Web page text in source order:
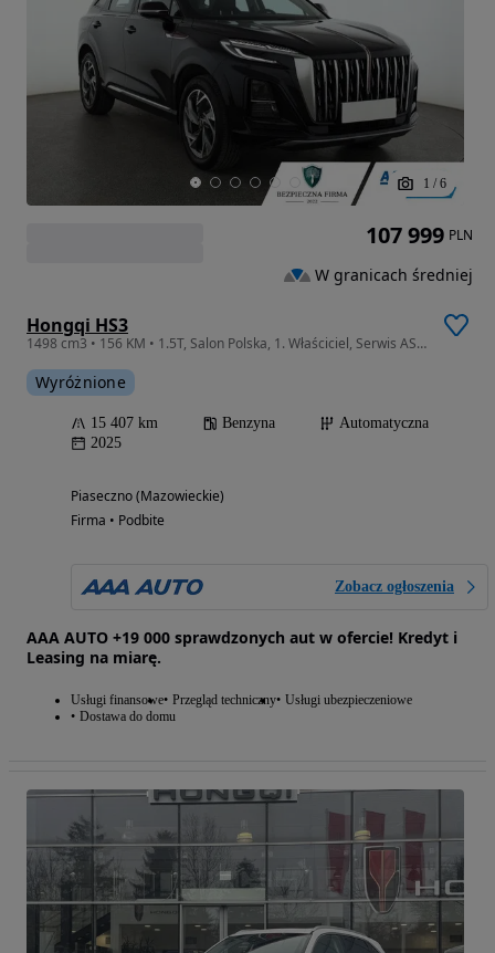
1 / 6
Hongqi HS3
1498 cm3 • 156 KM • 1.5T, Salon Polska, 1. Właściciel, Serwis ASO, Automat, VAT 23%,
Wyróżnione
15 407 km Benzyna
Automatyczna
2025
Piaseczno (Mazowieckie)
Firma • Podbite
Zobacz ogłoszenia
AAA AUTO +19 000 sprawdzonych aut w ofercie! Kredyt i
Leasing na miarę.
Usługi finansowe Przegląd techniczny Usługi ubezpieczeniowe
Dostawa do domu
107 999 PLN
W granicach średniej